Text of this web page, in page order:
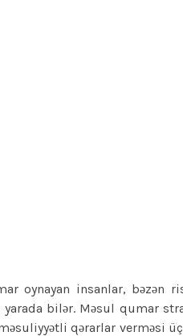
oynayan insanlar, bəzən
bilər. Məsul qumar
qərarlar verməsi